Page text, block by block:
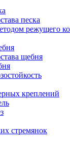
песка
режущего
щебня
креплений
стремянок